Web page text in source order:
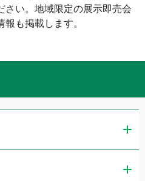
さい。地域限定の展示即売会
も掲載します。